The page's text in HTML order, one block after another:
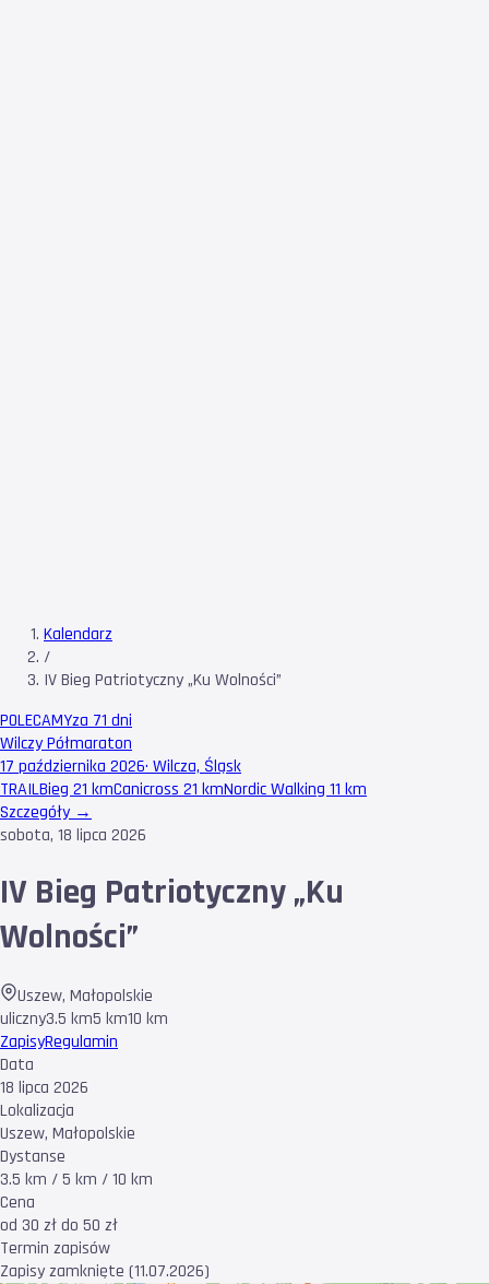
Kalendarz
/
IV Bieg Patriotyczny „Ku Wolności”
POLECAMYza 71 dni
Wilczy Półmaraton
17 października 2026· Wilcza, Śląsk
TRAILBieg 21 kmCanicross 21 kmNordic Walking 11 km
Szczegóły →
sobota, 18 lipca 2026
IV Bieg Patriotyczny „Ku
Wolności”
Uszew, Małopolskie
uliczny3.5 km5 km10 km
ZapisyRegulamin
Data
18 lipca 2026
Lokalizacja
Uszew, Małopolskie
Dystanse
3.5 km / 5 km / 10 km
Cena
od 30 zł do 50 zł
Termin zapisów
Zapisy zamknięte (11.07.2026)